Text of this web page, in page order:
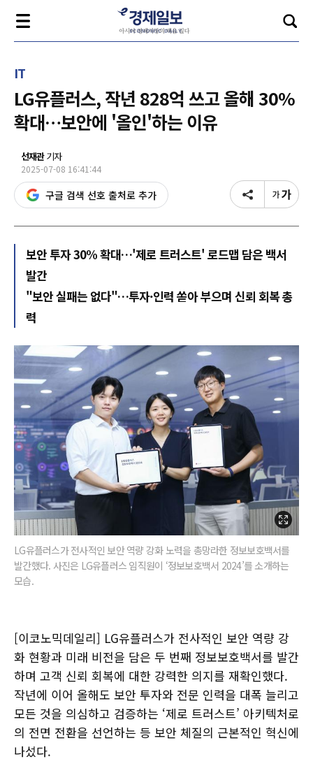
IT
LG유플러스, 작년 828억 쓰고 올해 30%
확대…보안에 '올인'하는 이유
선재관기자
2025-07-08 16:41:44
구글 검색 선호 출처로 추가
보안 투자 30% 확대…'제로 트러스트' 로드맵 담은 백서
발간
"보안 실패는 없다"…투자·인력 쏟아 부으며 신뢰 회복 총
력
LG유플러스가 전사적인 보안 역량 강화 노력을 총망라한 정보보호백서를
발간했다. 사진은 LG유플러스 임직원이 ‘정보보호백서 2024’를 소개하는
모습.
[이코노믹데일리] LG유플러스가 전사적인 보안 역량 강
화 현황과 미래 비전을 담은 두 번째 정보보호백서를 발간
하며 고객 신뢰 회복에 대한 강력한 의지를 재확인했다.
작년에 이어 올해도 보안 투자와 전문 인력을 대폭 늘리고
모든 것을 의심하고 검증하는 ‘제로 트러스트’ 아키텍처로
의 전면 전환을 선언하는 등 보안 체질의 근본적인 혁신에
나섰다.